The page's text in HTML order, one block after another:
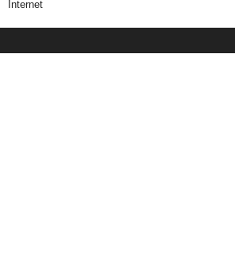
Internet